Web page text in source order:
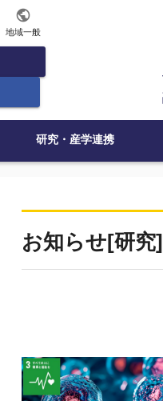
public
地域一般
研究・産学連携
お知らせ[研究]